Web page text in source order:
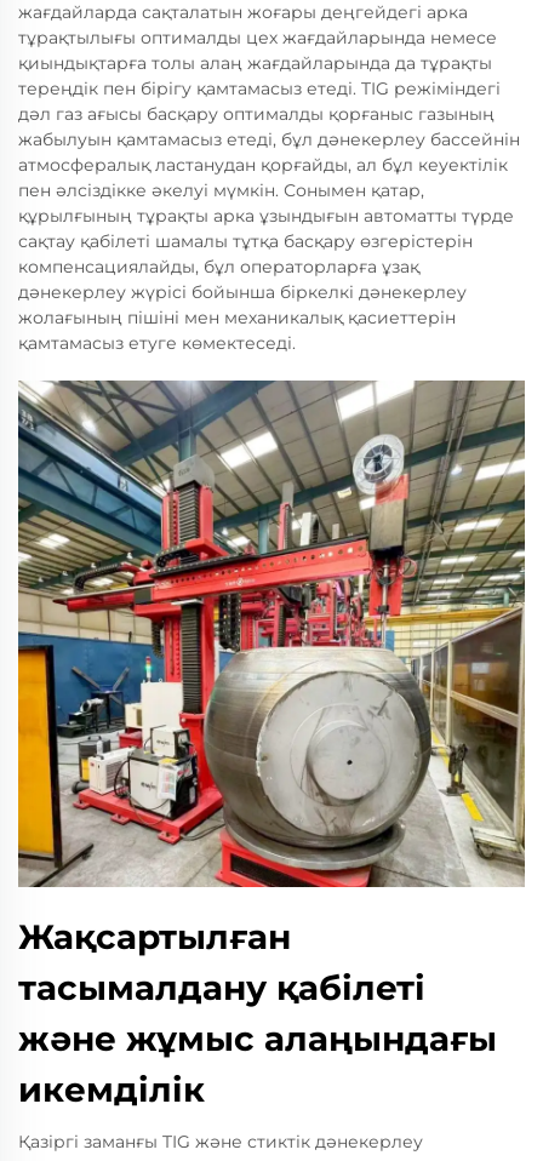
жағдайларда сақталатын жоғары деңгейдегі арка
тұрақтылығы оптималды цех жағдайларында немесе
қиындықтарға толы алаң жағдайларында да тұрақты
тереңдік пен бірігу қамтамасыз етеді. TIG режіміндегі
дәл газ ағысы басқару оптималды қорғаныс газының
жабылуын қамтамасыз етеді, бұл дәнекерлеу бассейнін
атмосфералық ластанудан қорғайды, ал бұл кеуектілік
пен әлсіздікке әкелуі мүмкін. Сонымен қатар,
құрылғының тұрақты арка ұзындығын автоматты түрде
сақтау қабілеті шамалы тұтқа басқару өзгерістерін
компенсациялайды, бұл операторларға ұзақ
дәнекерлеу жүрісі бойынша біркелкі дәнекерлеу
жолағының пішіні мен механикалық қасиеттерін
қамтамасыз етуге көмектеседі.
Жақсартылған
тасымалдану қабілеті
және жұмыс алаңындағы
икемділік
Қазіргі заманғы TIG және стиктік дәнекерлеу